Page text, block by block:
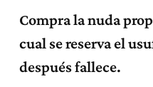
Compra la nuda
cual se reserva el
después fallece.